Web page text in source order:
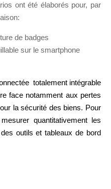
ont été élaborés pour, par
de badges
sur le smartphone
totalement intégrable
face notamment aux pertes
lasécurité des biens. Pour
quantitativement les
outils et tableaux de bord